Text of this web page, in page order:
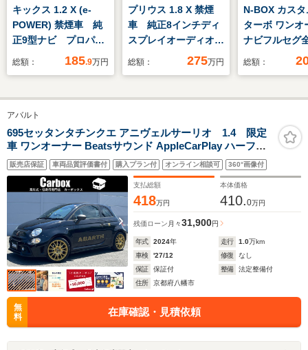
キックス 1.2 X (e-
POWER) 禁煙車 純
正9型ナビ プロパイ
ロット アラウンドビ
ー ルーフエンドスポ
イラー ルーフレー
ル 前席シートヒータ
ー ステアリングヒー
ター LEDオートヘッ
ドライト
総額： 185.9万円
プリウス 1.8 X 禁煙
車 純正8インチディ
スプレイオーディオ
ETC2.0 ブラインド
ーキ レーダークルー
ドライブレコーダー
純正フロアマット
総額： 275万円
N-BOX カス
ターボ ワンオ
ナビフルセグ
ニターBTフ
ースライドド
タードラレコ
スタットレス
本積載
総額：
アバルト
695セッタンタチンクエ アニヴェルサーリオ 1.4 限定
車 ワンオーナー Beatsサウンド AppleCarPlay ハーフレ
ザーシート Bluetooth コーナーセンサー オートライト デ
ィスプレイ USB ステアリングリモコン オートエアコン
ドラレコ ETC アルミ17インチ 禁煙車
販売店保証 車両品質評価書付 購入プラン付 オンライン相談可 360°画像付
支払総額
418万円
本体価格
410.0万円
残価ローン 月々31,900円
年式 2024年 走行 1.0万km
車検
'27/12 修復
なし
保証
保証付 整備
法定整備付
住所
京都府八幡市
無
料
在庫確認・見積依頼